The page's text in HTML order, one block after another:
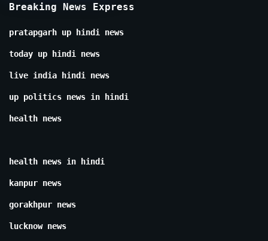
Breaking News Express
pratapgarh up hindi news
today up hindi news
live india hindi news
up politics news in hindi
health news
health news in hindi
kanpur news
gorakhpur news
lucknow news